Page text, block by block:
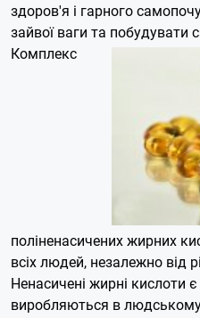
здоров'я і гарного
зайвої ваги та побудувати
Комплекс
поліненасичених жирних
всіх людей, незалежно від
Ненасичені жирні кислоти
виробляються в людському